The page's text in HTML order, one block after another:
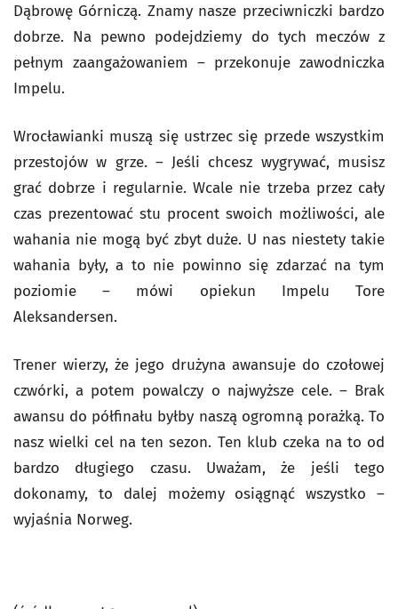
Dąbrowę Górniczą. Znamy nasze przeciwniczki bardzo
dobrze. Na pewno podejdziemy do tych meczów z
pełnym zaangażowaniem – przekonuje zawodniczka
Impelu.
Wrocławianki muszą się ustrzec się przede wszystkim
przestojów w grze. – Jeśli chcesz wygrywać, musisz
grać dobrze i regularnie. Wcale nie trzeba przez cały
czas prezentować stu procent swoich możliwości, ale
wahania nie mogą być zbyt duże. U nas niestety takie
wahania były, a to nie powinno się zdarzać na tym
poziomie – mówi opiekun Impelu Tore
Aleksandersen.
Trener wierzy, że jego drużyna awansuje do czołowej
czwórki, a potem powalczy o najwyższe cele. – Brak
awansu do półfinału byłby naszą ogromną porażką. To
nasz wielki cel na ten sezon. Ten klub czeka na to od
bardzo długiego czasu. Uważam, że jeśli tego
dokonamy, to dalej możemy osiągnąć wszystko –
wyjaśnia Norweg.